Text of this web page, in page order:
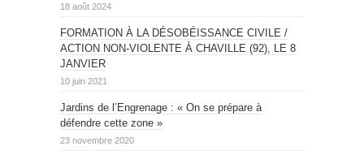
18 août 2024
FORMATION À LA DÉSOBÉISSANCE CIVILE /
ACTION NON-VIOLENTE À CHAVILLE (92), LE 8
JANVIER
10 juin 2021
Jardins de l’Engrenage : « On se prépare à
défendre cette zone »
23 novembre 2020